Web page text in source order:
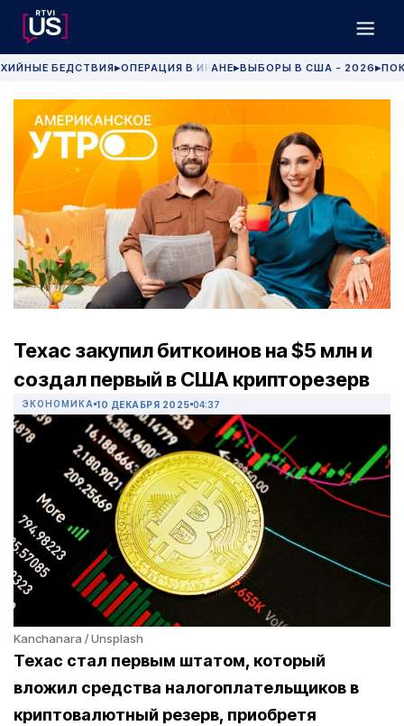
БЕДСТВИЯ▶ОПЕРАЦИЯ В ИРАНЕ▶ВЫБОРЫ В США - 2026 ▶
Техас закупил биткоинов на $5 млн и
создал первый в США крипторезерв
ЭКОНОМИКА 10 ДЕКАБРЯ 2025 04:37
Kanchanara / Unsplash
Техас стал первым штатом, который
вложил средства налогоплательщиков в
криптовалютный резерв, приобретя